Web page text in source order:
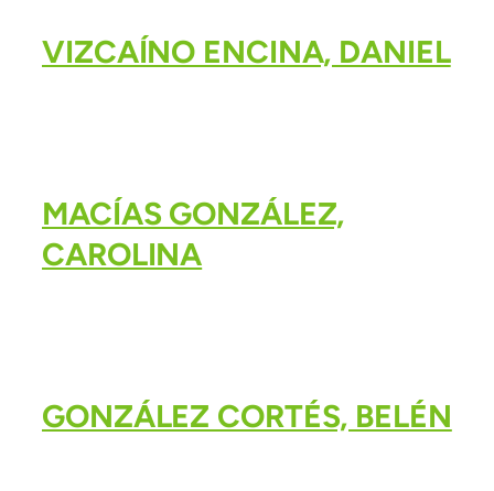
VIZCAÍNO ENCINA, DANIEL
MACÍAS GONZÁLEZ,
CAROLINA
GONZÁLEZ CORTÉS, BELÉN